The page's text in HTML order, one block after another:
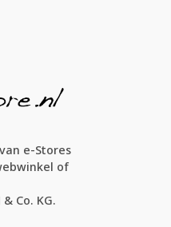
e-Stores
of
Co. KG.